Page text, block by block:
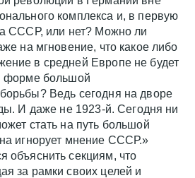
комплекса и, в первую
СССР, или нет? Можно ли
на мгновение, что какое либо
в средней Европе не будет
форме большой
Ведь сегодня на дворе
И даже не 1923-й. Сегодня ни
стать на путь большой
игнорует мнение СССР.»
объяснить секциям, что
за рамки своих целей и